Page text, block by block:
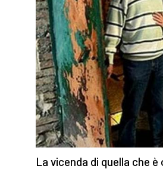
La vicenda di quella che